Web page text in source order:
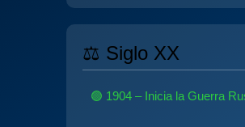
⚖️ Siglo XX
🟢 1904 – Inicia la Guerra